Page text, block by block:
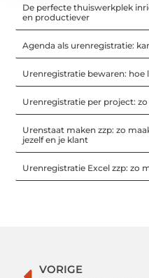
De perfecte thuiswerkplek
en productiever
Agenda als urenregistratie:
Urenregistratie bewaren: hoe
Urenregistratie per project:
Urenstaat maken zzp: zo
jezelf en je klant
Urenregistratie Excel zzp: zo
VORIGE